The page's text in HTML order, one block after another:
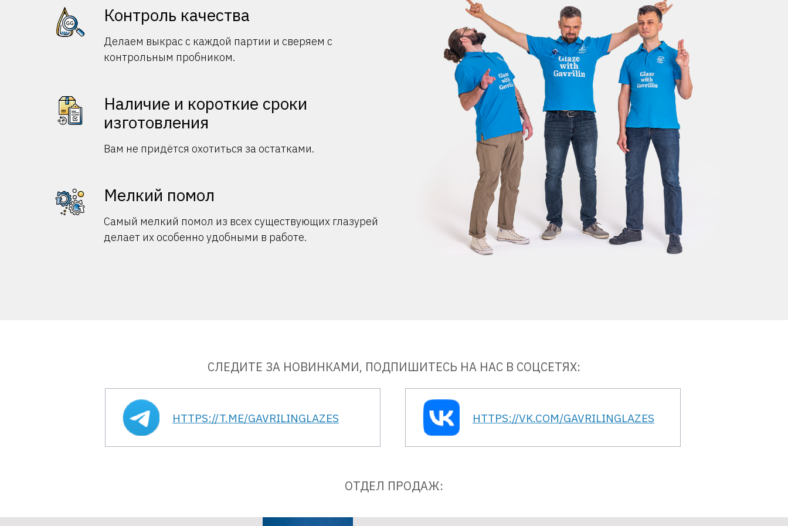
Контроль качества
Делаем выкрас с каждой партии и сверяем с
контрольным пробником.
Наличие и короткие сроки
изготовления
Вам не придётся охотиться за остатками.
Мелкий помол
Самый мелкий помол из всех существующих глазурей
делает их особенно удобными в работе.
СЛЕДИТЕ ЗА НОВИНКАМИ, ПОДПИШИТЕСЬ НА НАС В СОЦСЕТЯХ:
ОТДЕЛ ПРОДАЖ:
HTTPS://T.ME/GAVRILINGLAZES HTTPS://VK.COM/GAVRILINGLAZES